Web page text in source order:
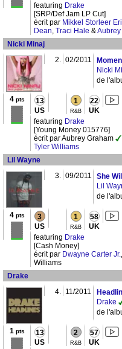
featuring Drake
[SRP/Def Jam LP Cut]
écrit par Mikkel Storleer
Dean Traci Hale &
Nicki Minaj
2.
02/2011
Nicki
de
4pts 13
US
1
R&B
22
UK
featuring Drake
[Young Money 015776]
écrit par Aubrey Graham
Tyler Williams
Lil Wayne
3.
09/2011
She
Lil
de
4pts 3
US
1
R&B
58
UK
featuring Drake
[Cash Money]
écrit par Dwayne Carter Jr.
Williams
Drake
4.
11/2011
Drake
de
1 pts 13
US
2
R&B
57
UK